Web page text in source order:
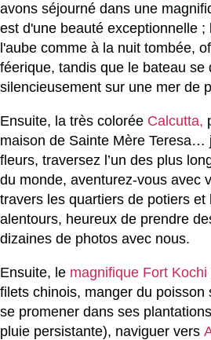
avons séjourné dans une
est d'une beauté exceptionnelle
l'aube comme à la nuit tombée,
féerique, tandis que le bateau se
silencieusement sur une mer de
Ensuite, la très colorée Calcutta,
maison de Sainte Mère Teresa…
fleurs, traversez l’un des plus
du monde, aventurez-vous avec
travers les quartiers de potiers et
alentours, heureux de prendre
dizaines de photos avec nous.
Ensuite, le magnifique Fort Kochi
filets chinois, manger du poisson
se promener dans ses
pluie persistante), naviguer vers